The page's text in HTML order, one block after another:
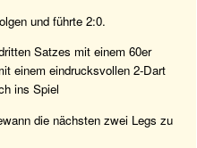
und führte 2:0.
Satzes mit einem 60er
einem eindrucksvollen 2-Dart
ins Spiel
die nächsten zwei Legs zu